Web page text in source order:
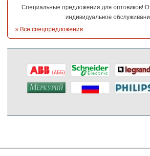
Специальные предложения для оптовиков!
индивидуальное
» Все спецпредложения